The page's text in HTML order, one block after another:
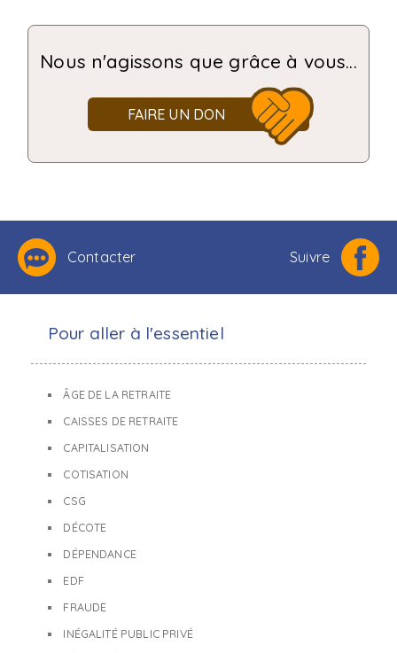
Nous n'agissons que grâce à vous...
FAIRE UN DON
Contacter Suivre
Pour aller à l'essentiel
ÂGE DE LA RETRAITE
CAISSES DE RETRAITE
CAPITALISATION
COTISATION
CSG
DÉCOTE
DÉPENDANCE
EDF
FRAUDE
INÉGALITÉ PUBLIC PRIVÉ